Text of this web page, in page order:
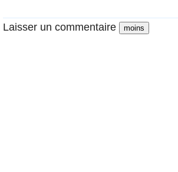
Laisser un commentaire